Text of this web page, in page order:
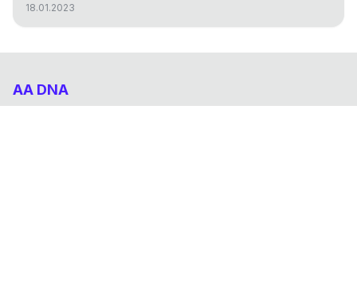
18.01.2023
AA DNA